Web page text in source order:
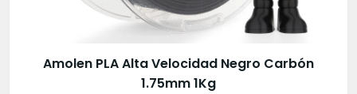
Amolen PLA Alta Velocidad Negro Carbón
1.75mm 1Kg